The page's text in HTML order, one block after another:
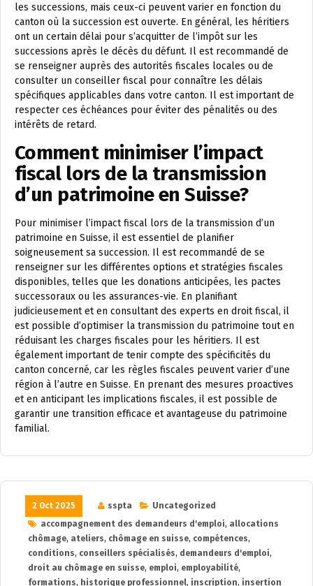
les successions, mais ceux-ci peuvent varier en fonction du
canton où la succession est ouverte. En général, les héritiers
ont un certain délai pour s’acquitter de l’impôt sur les
successions après le décès du défunt. Il est recommandé de
se renseigner auprès des autorités fiscales locales ou de
consulter un conseiller fiscal pour connaître les délais
spécifiques applicables dans votre canton. Il est important de
respecter ces échéances pour éviter des pénalités ou des
intérêts de retard.
Comment minimiser l’impact
fiscal lors de la transmission
d’un patrimoine en Suisse?
Pour minimiser l’impact fiscal lors de la transmission d’un
patrimoine en Suisse, il est essentiel de planifier
soigneusement sa succession. Il est recommandé de se
renseigner sur les différentes options et stratégies fiscales
disponibles, telles que les donations anticipées, les pactes
successoraux ou les assurances-vie. En planifiant
judicieusement et en consultant des experts en droit fiscal, il
est possible d’optimiser la transmission du patrimoine tout en
réduisant les charges fiscales pour les héritiers. Il est
également important de tenir compte des spécificités du
canton concerné, car les règles fiscales peuvent varier d’une
région à l’autre en Suisse. En prenant des mesures proactives
et en anticipant les implications fiscales, il est possible de
garantir une transition efficace et avantageuse du patrimoine
familial.
2 Oct 2025 sspta
Uncategorized
accompagnement des demandeurs d'emploi, allocations
chômage, ateliers, chômage en suisse, compétences,
conditions, conseillers spécialisés, demandeurs d'emploi,
droit au chômage en suisse, emploi, employabilité,
formations, historique professionnel, inscription, insertion